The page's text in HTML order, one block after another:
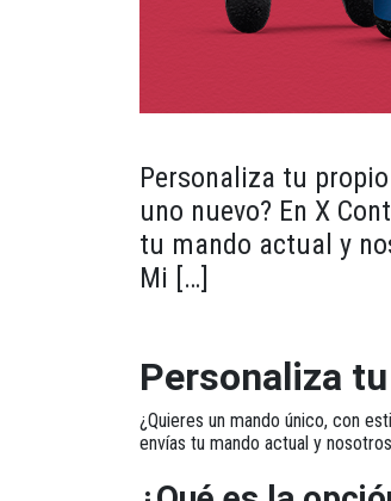
Personaliza tu
uno nuevo? En X
tu mando actual y
Mi […]
Personaliza
¿Quieres un mando único, con
envías tu mando actual y